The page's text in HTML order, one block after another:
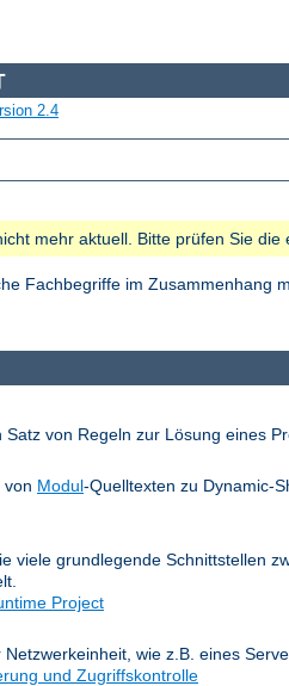
2.4
mehr aktuell. Bitte prüfen Sie
Fachbegriffe im Zusammenhang
von Regeln zur Lösung eines
von Modul-Quelltexten zu Dynamic-
viele grundlegende Schnittstellen
Project
wie z.B. eines
und Zugriffskontrolle